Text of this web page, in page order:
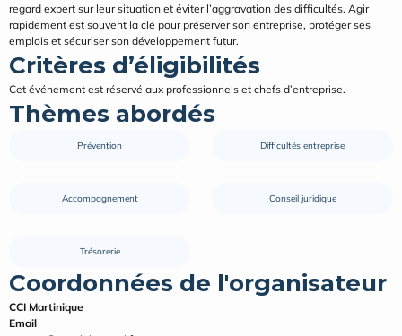
regard expert sur leur situation et éviter l’aggravation des difficultés. Agir
rapidement est souvent la clé pour préserver son entreprise, protéger ses
emplois et sécuriser son développement futur.
Critères d’éligibilités
Cet événement est réservé aux professionnels et chefs d’entreprise.
Thèmes abordés
Prévention Difficultés entreprise
Accompagnement Conseil juridique
Trésorerie
Coordonnées de l'organisateur
CCI Martinique
Email